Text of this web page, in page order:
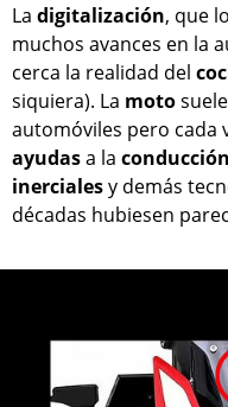
La digitalización, que
muchos avances en la
cerca la realidad del
siquiera). La moto
automóviles pero cada
ayudasa la conducción
inercialesy demás
décadas hubiesen